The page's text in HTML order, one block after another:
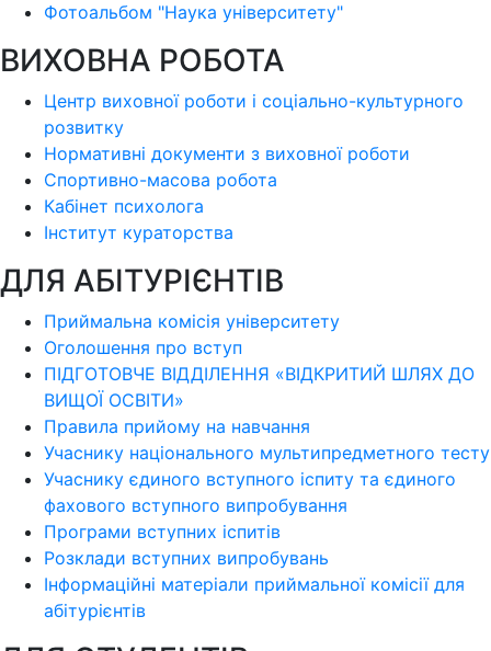
Фотоальбом "Наука університету"
ВИХОВНА РОБОТА
Центр виховної роботи і соціально-культурного
розвитку
Нормативні документи з виховної роботи
Спортивно-масова робота
Кабінет психолога
Інститут кураторства
ДЛЯ АБІТУРІЄНТІВ
Приймальна комісія університету
Оголошення про вступ
ПІДГОТОВЧЕ ВІДДІЛЕННЯ «ВІДКРИТИЙ ШЛЯХ ДО
ВИЩОЇ ОСВІТИ»
Правила прийому на навчання
Учаснику національного мультипредметного тесту
Учаснику єдиного вступного іспиту та єдиного
фахового вступного випробування
Програми вступних іспитів
Розклади вступних випробувань
Інформаційні матеріали приймальної комісії для
абітурієнтів